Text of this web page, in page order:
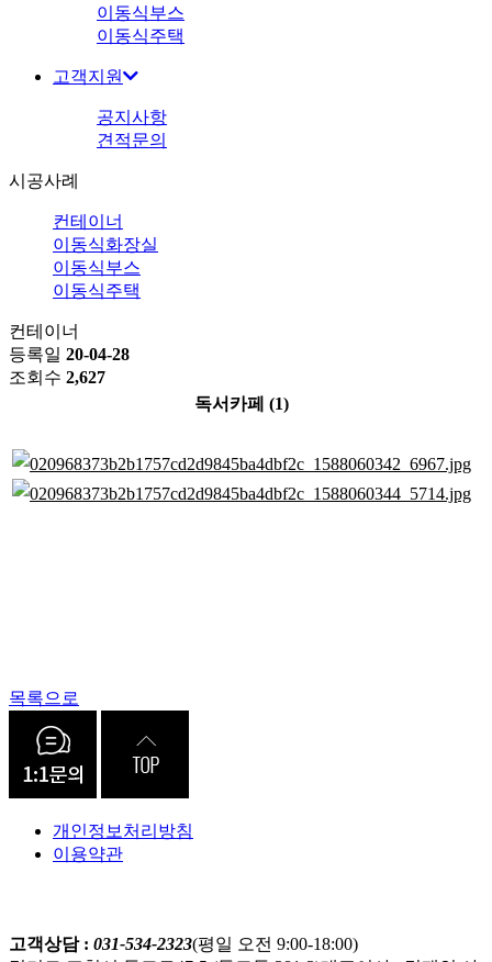
이동식부스
이동식주택
고객지원
공지사항
견적문의
시공사례
컨테이너
이동식화장실
이동식부스
이동식주택
컨테이너
등록일 20-04-28
조회수 2,627
독서카페 (1)
목록으로
개인정보처리방침
이용약관
고객상담 : 031-534-2323(평일 오전 9:00-18:00)